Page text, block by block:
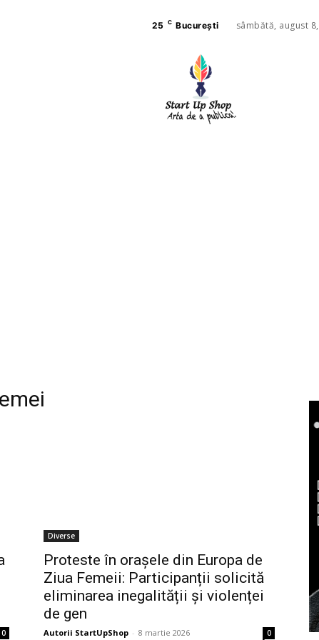
25 C București sâmbătă, august
0
Diverse
Proteste în orașele din Europa de
Ziua Femeii: Participanții solicită
eliminarea inegalității și violenței
de gen
Autorii StartUpShop - 8 martie 2026 0